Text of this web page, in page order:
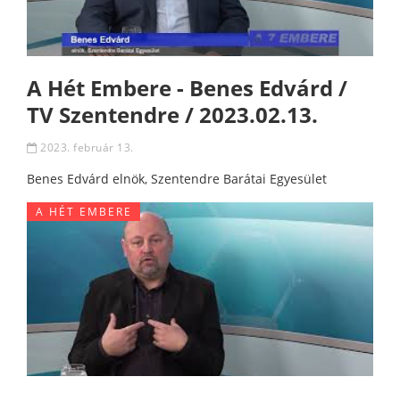
A Hét Embere - Benes Edvárd /
TV Szentendre / 2023.02.13.
2023. február 13.
Benes Edvárd elnök, Szentendre Barátai Egyesület
A HÉT EMBERE